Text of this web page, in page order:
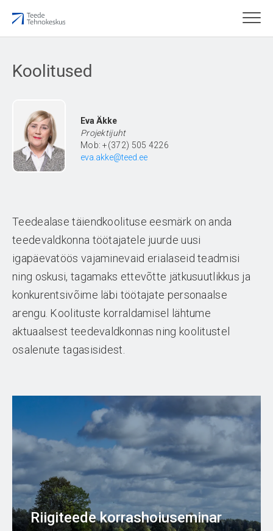
Teedealase täiendkoolituse eesmärk on anda
teedevaldkonna töötajatele juurde uusi
igapäevatöös vajaminevaid erialaseid teadmisi
ning oskusi, tagamaks ettevõtte jätkusuutlikkus ja
konkurentsivõime läbi töötajate personaalse
arengu. Koolituste korraldamisel lähtume
aktuaalsest teedevaldkonnas ning koolitustel
osalenute tagasisidest.
Riigiteede korrashoiuseminar
Koolitused
Eva Äkke
Projektijuht
Mob: +(372) 505 4226
eva.akke@teed.ee